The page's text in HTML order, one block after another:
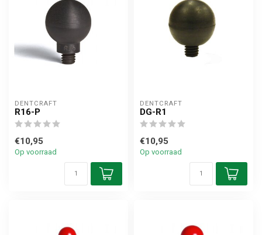
DENTCRAFT
R16-P
€10,95
Op voorraad
DENTCRAFT
DG-R1
€10,95
Op voorraad